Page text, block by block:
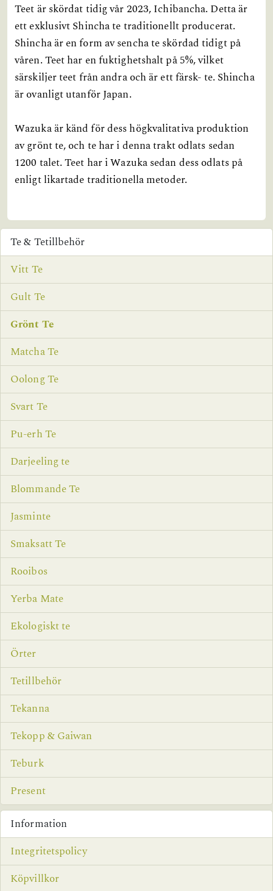
Teet är skördat tidig vår 2023, Ichibancha. Detta är
ett exklusivt Shincha te traditionellt producerat.
Shincha är en form av sencha te skördad tidigt på
våren. Teet har en fuktighetshalt på 5%, vilket
särskiljer teet från andra och är ett färsk- te. Shincha
är ovanligt utanför Japan.
Wazuka är känd för dess högkvalitativa produktion
av grönt te, och te har i denna trakt odlats sedan
1200 talet. Teet har i Wazuka sedan dess odlats på
enligt likartade traditionella metoder.
Te & Tetillbehör
Vitt Te
Gult Te
Grönt Te
Matcha Te
Oolong Te
Svart Te
Pu-erh Te
Darjeeling te
Blommande Te
Jasminte
Smaksatt Te
Rooibos
Yerba Mate
Ekologiskt te
Örter
Tetillbehör
Tekanna
Tekopp & Gaiwan
Teburk
Present
Information
Integritetspolicy
Köpvillkor